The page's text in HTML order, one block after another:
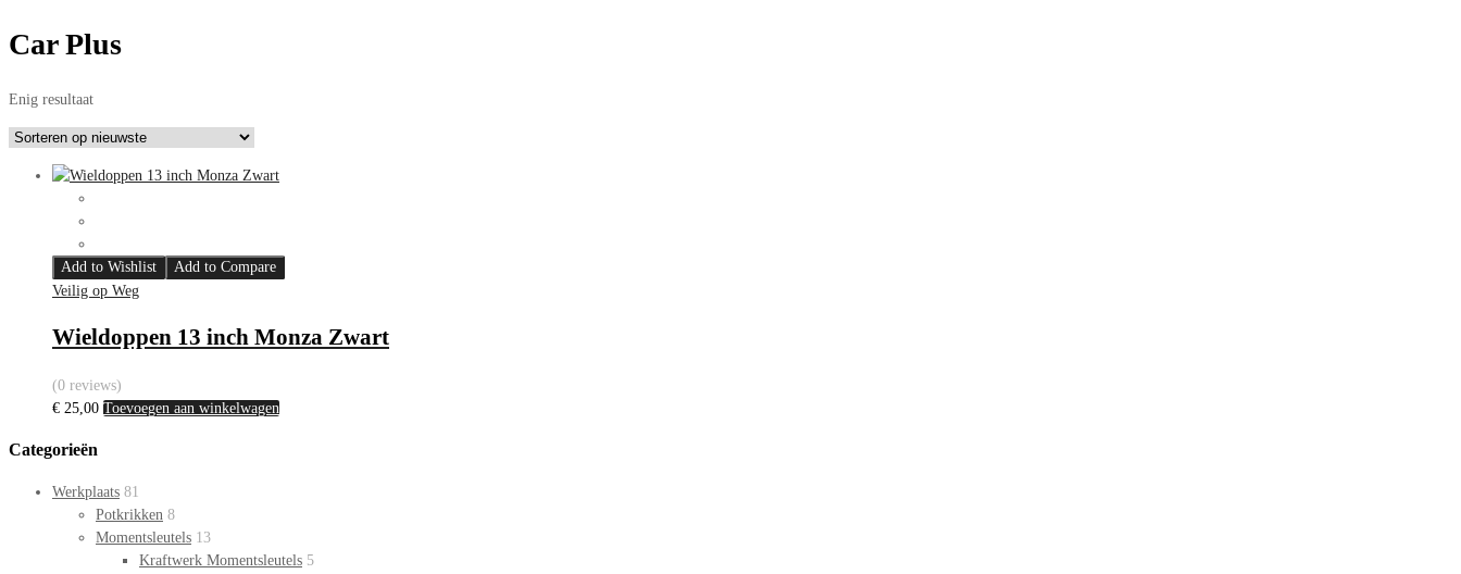
Car Plus
Enig resultaat
Add to Wishlist
Add to Compare
Veilig op Weg
Wieldoppen 13 inch Monza Zwart
(0 reviews)
€ 25,00 Toevoegen aan winkelwagen
Categorieën
Werkplaats 81
Potkrikken 8
Momentsleutels 13
Kraftwerk Momentsleutels 5